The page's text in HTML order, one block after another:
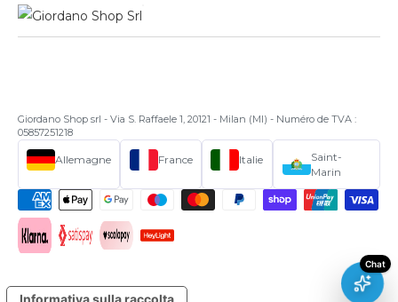
Giordano Shop srl - Via S. Raffaele 1, 20121 - Milan (MI) - Numéro de TVA :
05857251218
Allemagne France Italie
Saint-
Marin
Informativa sulla raccolta